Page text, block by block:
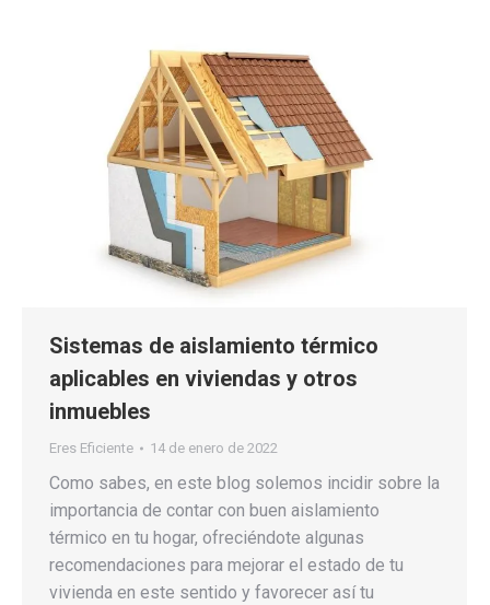
Sistemas de aislamiento térmico
aplicables en viviendas y otros
inmuebles
Eres Eficiente 14 de enero de 2022
Como sabes, en este blog solemos incidir sobre la
importancia de contar con buen aislamiento
térmico en tu hogar, ofreciéndote algunas
recomendaciones para mejorar el estado de tu
vivienda en este sentido y favorecer así tu